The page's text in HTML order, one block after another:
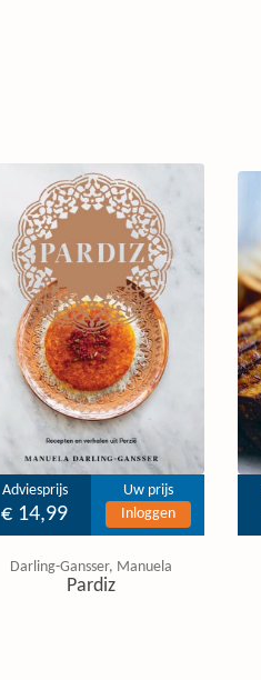
Adviesprijs
€ 14,99
Uw prijs
Inloggen
Darling-Gansser, Manuela
Pardiz